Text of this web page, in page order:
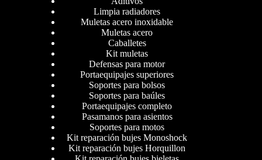
Limpia radiadores
Muletas acero inoxidable
Muletas acero
Caballetes
Kit muletas
Defensas para motor
Portaequipajes superiores
Soportes para bolsos
Soportes para baúles
Portaequipajes completo
Pasamanos para asientos
Soportes para motos
Kit reparación bujes Monoshock
Kit reparación bujes Horquillon